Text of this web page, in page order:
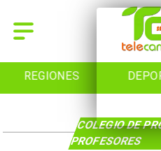
REGIONES
COLEGIO DE
PROFESORES